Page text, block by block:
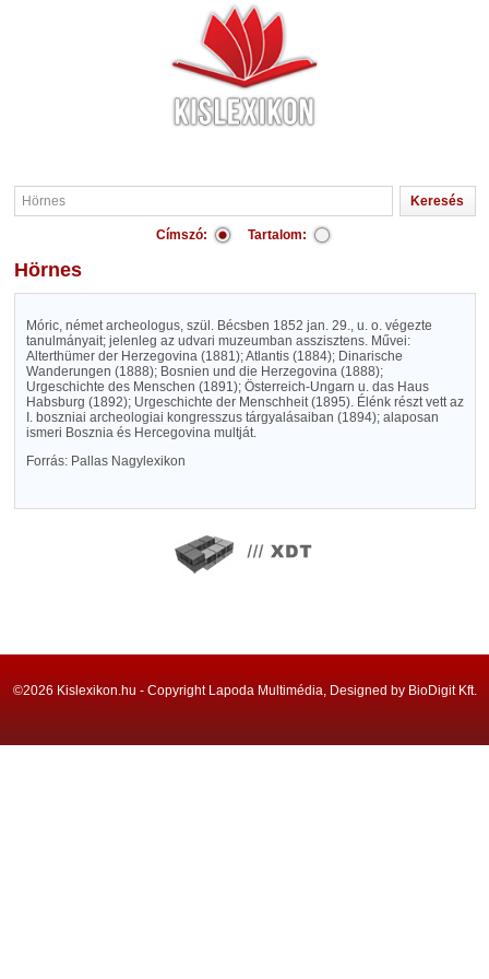
Címszó: Tartalom:
Hörnes
Móric, német archeologus, szül. Bécsben 1852 jan. 29., u. o. végezte
tanulmányait; jelenleg az udvari muzeumban asszisztens. Művei:
Alterthümer der Herzegovina (1881); Atlantis (1884); Dinarische
Wanderungen (1888); Bosnien und die Herzegovina (1888);
Urgeschichte des Menschen (1891); Österreich-Ungarn u. das Haus
Habsburg (1892); Urgeschichte der Menschheit (1895). Élénk részt vett az
I. boszniai archeologiai kongresszus tárgyalásaiban (1894); alaposan
ismeri Bosznia és Hercegovina multját.
Forrás: Pallas Nagylexikon
©2026 Kislexikon.hu - Copyright Lapoda Multimédia, Designed by BioDigit Kft.